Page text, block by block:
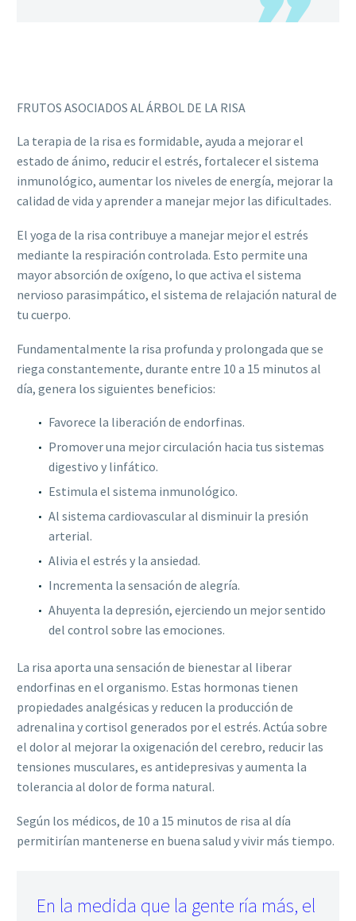
FRUTOS ASOCIADOS AL ÁRBOL DE LA RISA
La terapia de la risa es formidable, ayuda a mejorar el
estado de ánimo, reducir el estrés, fortalecer el sistema
inmunológico, aumentar los niveles de energía, mejorar la
calidad de vida y aprender a manejar mejor las dificultades.
El yoga de la risa contribuye a manejar mejor el estrés
mediante la respiración controlada. Esto permite una
mayor absorción de oxígeno, lo que activa el sistema
nervioso parasimpático, el sistema de relajación natural de
tu cuerpo.
Fundamentalmente la risa profunda y prolongada que se
riega constantemente, durante entre 10 a 15 minutos al
día, genera los siguientes beneficios:
Favorece la liberación de endorfinas.
Promover una mejor circulación hacia tus sistemas
digestivo y linfático.
Estimula el sistema inmunológico.
Al sistema cardiovascular al disminuir la presión
arterial.
Alivia el estrés y la ansiedad.
Incrementa la sensación de alegría.
Ahuyenta la depresión, ejerciendo un mejor sentido
del control sobre las emociones.
La risa aporta una sensación de bienestar al liberar
endorfinas en el organismo. Estas hormonas tienen
propiedades analgésicas y reducen la producción de
adrenalina y cortisol generados por el estrés. Actúa sobre
el dolor al mejorar la oxigenación del cerebro, reducir las
tensiones musculares, es antidepresivas y aumenta la
tolerancia al dolor de forma natural.
Según los médicos, de 10 a 15 minutos de risa al día
permitirían mantenerse en buena salud y vivir más tiempo.
En la medida que la gente ría más, el